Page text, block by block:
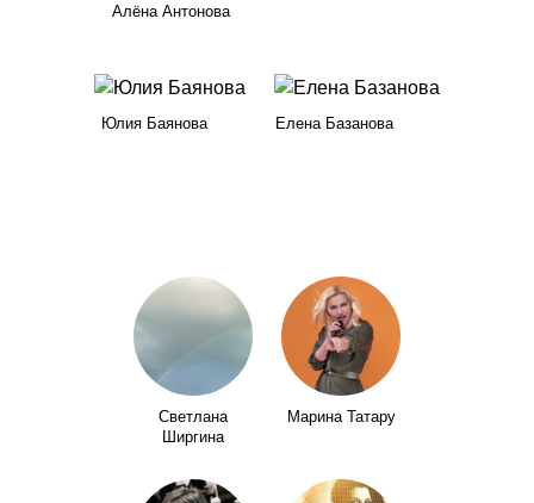
Алёна Антонова
Юлия Баянова Елена Базанова
Светлана
Ширгина
Марина Татару